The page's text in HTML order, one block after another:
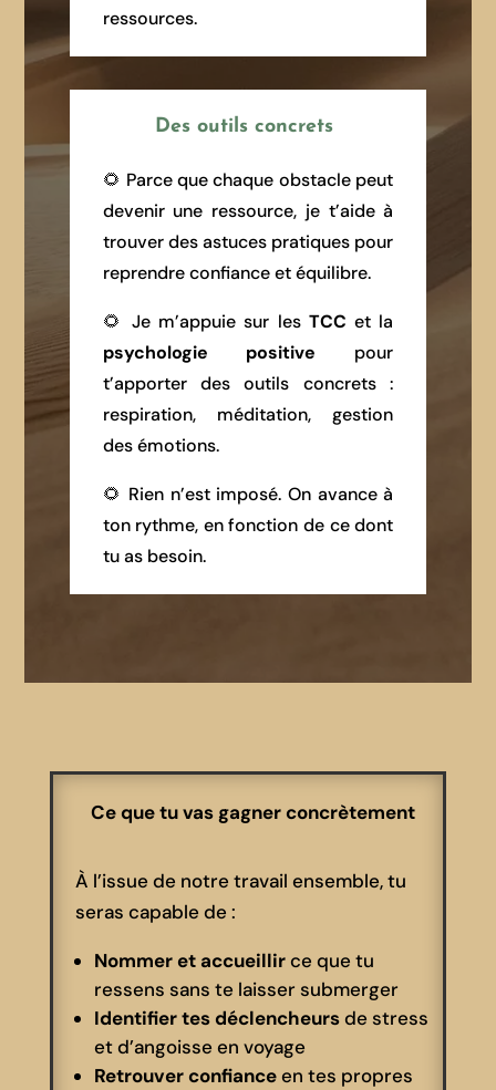
ressources.
Des outils concrets
🌻 Parce que chaque obstacle peut
devenir une ressource, je t’aide à
trouver des astuces pratiques pour
reprendre confiance et équilibre.
🌻 Je m’appuie sur les TCC et la
psychologie positive pour
t’apporter des outils concrets :
respiration, méditation, gestion
des émotions.
🌻 Rien n’est imposé. On avance à
ton rythme, en fonction de ce dont
tu as besoin.
Ce que tu vas gagner concrètement
À l’issue de notre travail ensemble, tu
seras capable de :
Nommer et accueillirce que tu
ressens sans te laisser submerger
Identifier tes déclencheursde stress
et d’angoisse en voyage
Retrouver confianceen tes propres